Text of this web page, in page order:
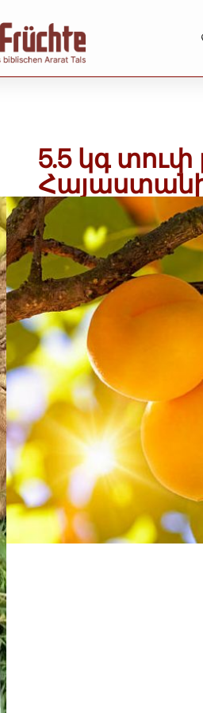
5.5 կգ
թվականի
Art. Nr.: Apr-028 Կատեգորիա
55,00€ inkl. MwSt.
Includes 7% MwSt. 7 % DE
(10,00€/ 1 kg)
Խնդրում ենք նկատի
աշխատանքային օրվա
գնումների
վաղաժամ ստանալու
Out of stock
Ավելացնել